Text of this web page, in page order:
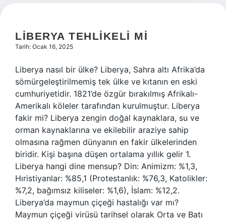
LIBERYA TEHLIKELI MI
Tarih: Ocak 16, 2025
Liberya nasıl bir ülke? Liberya, Sahra altı Afrika’da
sömürgeleştirilmemiş tek ülke ve kıtanın en eski
cumhuriyetidir. 1821’de özgür bırakılmış Afrikalı-
Amerikalı köleler tarafından kurulmuştur. Liberya
fakir mi? Liberya zengin doğal kaynaklara, su ve
orman kaynaklarına ve ekilebilir araziye sahip
olmasına rağmen dünyanın en fakir ülkelerinden
biridir. Kişi başına düşen ortalama yıllık gelir 1.
Liberya hangi dine mensup? Din: Animizm: %1,3,
Hıristiyanlar: %85,1 (Protestanlık: %76,3, Katolikler:
%7,2, bağımsız kiliseler: %1,6), İslam: %12,2.
Liberya’da maymun çiçeği hastalığı var mı?
Maymun çiçeği virüsü tarihsel olarak Orta ve Batı